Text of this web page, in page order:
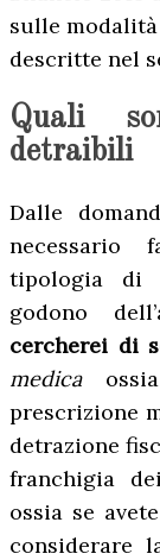
sulle
descritte nel
Quali
detraibili
Dalle
necessario
tipologia di
godono
cercherei di
medicaossia
prescrizione
detrazione
franchigia
ossia se
considerare